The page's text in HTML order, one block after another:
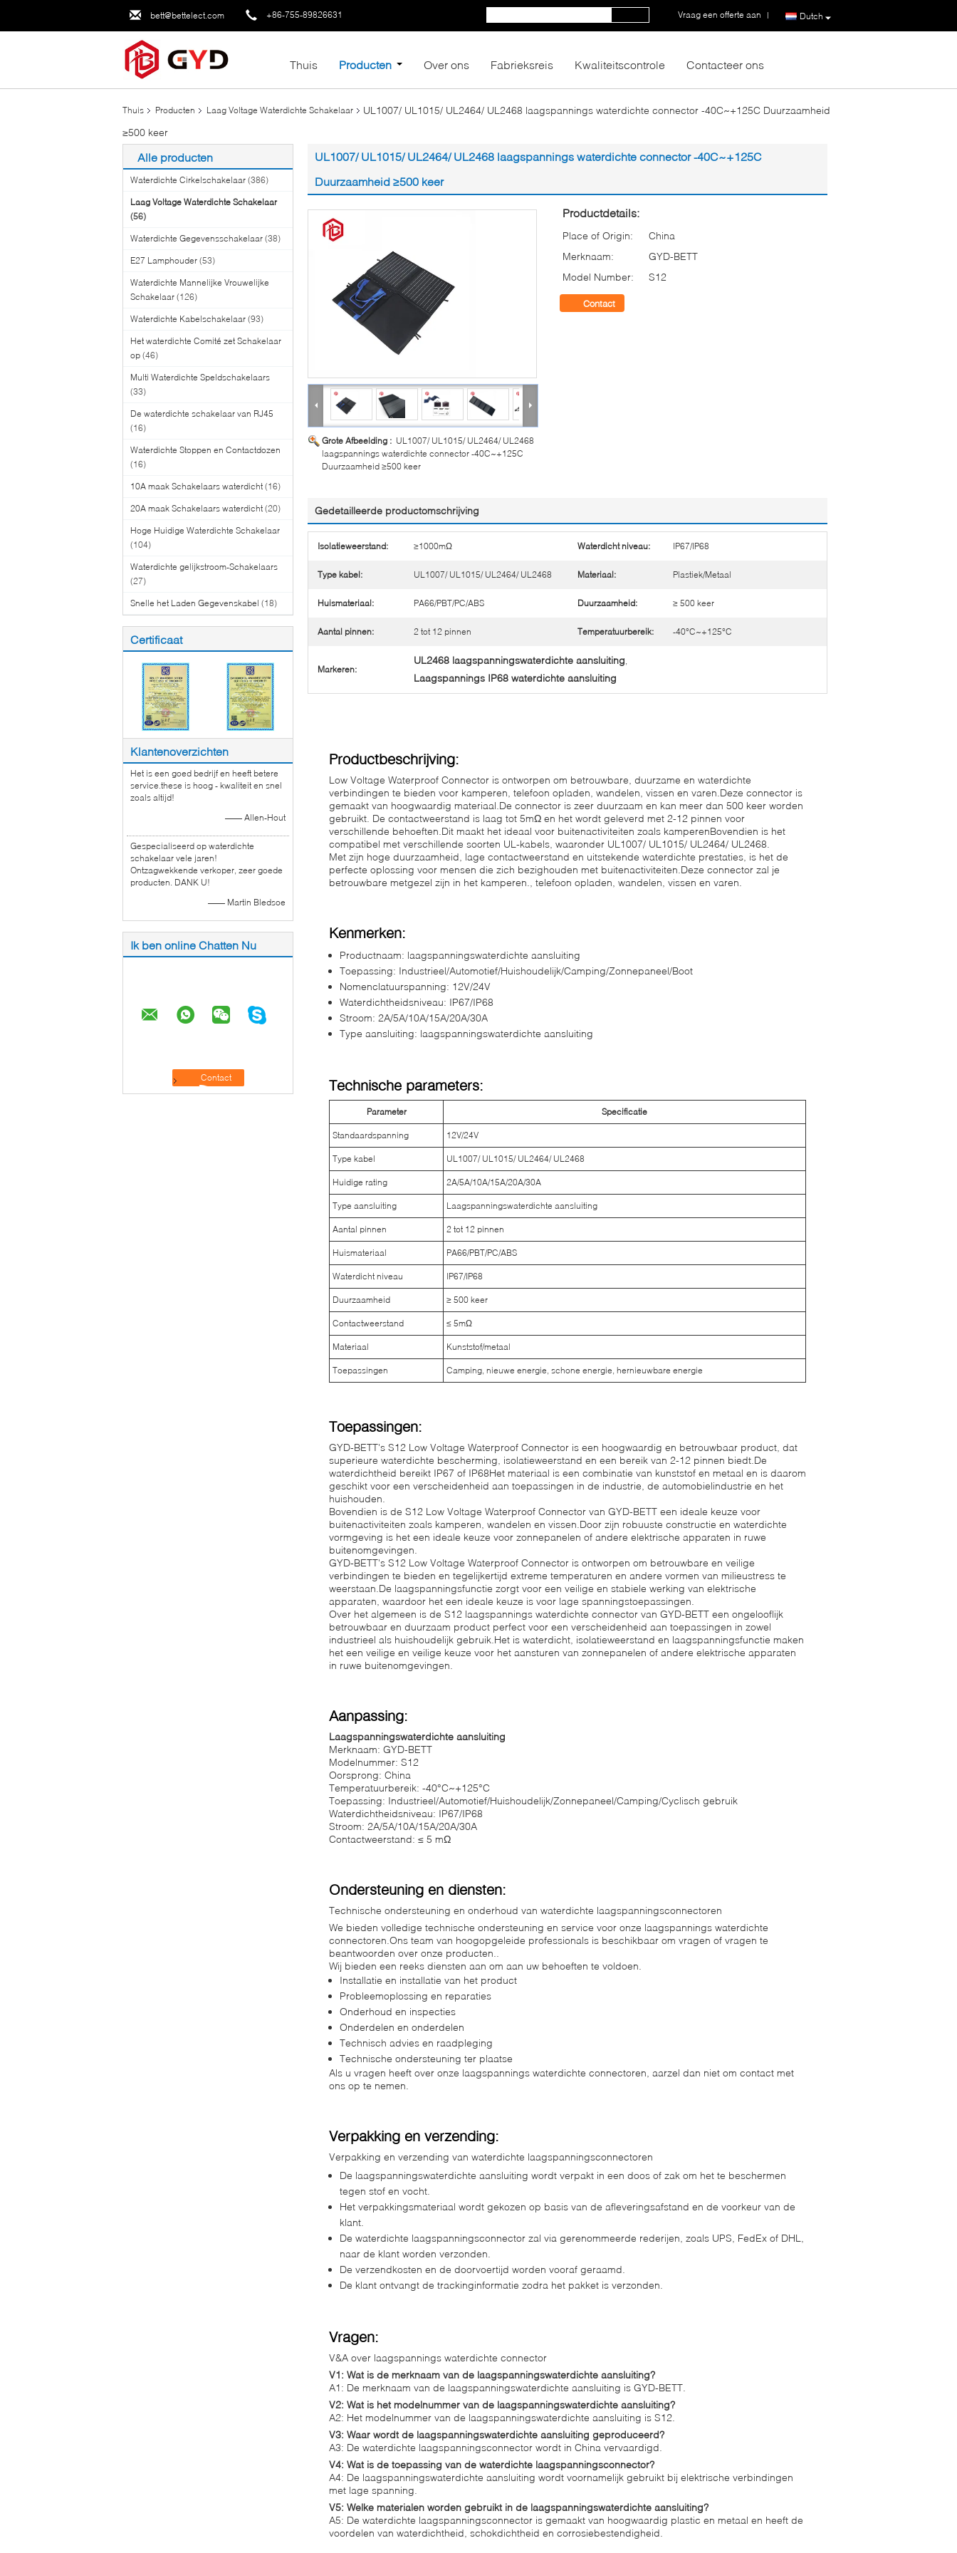
bett@bettelect.com +86-755-89826631 Dutch
Vraag een offerte aan |
Thuis Producten Over ons Fabrieksreis Kwaliteitscontrole Contacteer ons
Thuis Producten Laag Voltage Waterdichte Schakelaar
UL1007/ UL1015/ UL2464/ UL2468 laagspannings waterdichte connector -40C~+125C Duurzaamheid
≥500 keer
Alle producten
Waterdichte Cirkelschakelaar (386)
Laag Voltage Waterdichte Schakelaar
(56)
Waterdichte Gegevensschakelaar (38)
E27 Lamphouder (53)
Waterdichte Mannelijke Vrouwelijke
Schakelaar (126)
Waterdichte Kabelschakelaar (93)
Het waterdichte Comité zet Schakelaar
op (46)
Multi Waterdichte Speldschakelaars
(33)
De waterdichte schakelaar van RJ45
(16)
Waterdichte Stoppen en Contactdozen
(16)
10A maak Schakelaars waterdicht (16)
20A maak Schakelaars waterdicht (20)
Hoge Huidige Waterdichte Schakelaar
(104)
Waterdichte gelijkstroom-Schakelaars
(27)
Snelle het Laden Gegevenskabel (18)
Certificaat
Klantenoverzichten
Het is een goed bedrijf en heeft betere
service.these is hoog - kwaliteit en snel
zoals altijd!
—— Allen-Hout
Gespecialiseerd op waterdichte
schakelaar vele jaren!
Ontzagwekkende verkoper, zeer goede
producten. DANK U!
—— Martin Bledsoe
Ik ben online Chatten Nu
UL1007/ UL1015/ UL2464/ UL2468 laagspannings waterdichte connector -40C~+125C
Duurzaamheid ≥500 keer
Grote Afbeelding : UL1007/ UL1015/ UL2464/ UL2468
laagspannings waterdichte connector -40C~+125C
Duurzaamheid ≥500 keer
Productdetails:
Place of Origin:
China
Merknaam:
GYD-BETT
Model Number:
S12
Contact
Gedetailleerde productomschrijving
Isolatieweerstand: ≥1000mΩ Waterdicht niveau: IP67/IP68
Type kabel: UL1007/ UL1015/ UL2464/ UL2468 Materiaal: Plastiek/Metaal
Huismateriaal: PA66/PBT/PC/ABS Duurzaamheid: ≥ 500 keer
Aantal pinnen: 2 tot 12 pinnen Temperatuurbereik: -40°C~+125°C
Markeren:
UL2468 laagspanningswaterdichte aansluiting,
Laagspannings IP68 waterdichte aansluiting
Productbeschrijving:
Low Voltage Waterproof Connector is ontworpen om betrouwbare, duurzame en waterdichte
verbindingen te bieden voor kamperen, telefoon opladen, wandelen, vissen en varen.Deze connector is
gemaakt van hoogwaardig materiaal.De connector is zeer duurzaam en kan meer dan 500 keer worden
gebruikt. De contactweerstand is laag tot 5mΩ en het wordt geleverd met 2-12 pinnen voor
verschillende behoeften.Dit maakt het ideaal voor buitenactiviteiten zoals kamperenBovendien is het
compatibel met verschillende soorten UL-kabels, waaronder UL1007/ UL1015/ UL2464/ UL2468.
Met zijn hoge duurzaamheid, lage contactweerstand en uitstekende waterdichte prestaties, is het de
perfecte oplossing voor mensen die zich bezighouden met buitenactiviteiten.Deze connector zal je
betrouwbare metgezel zijn in het kamperen., telefoon opladen, wandelen, vissen en varen.
Kenmerken:
Productnaam: laagspanningswaterdichte aansluiting
Toepassing: Industrieel/Automotief/Huishoudelijk/Camping/Zonnepaneel/Boot
Nomenclatuurspanning: 12V/24V
Waterdichtheidsniveau: IP67/IP68
Stroom: 2A/5A/10A/15A/20A/30A
Type aansluiting: laagspanningswaterdichte aansluiting
Technische parameters:
Parameter Specificatie
Standaardspanning 12V/24V
Type kabel UL1007/ UL1015/ UL2464/ UL2468
Huidige rating 2A/5A/10A/15A/20A/30A
Type aansluiting Laagspanningswaterdichte aansluiting
Aantal pinnen 2 tot 12 pinnen
Huismateriaal PA66/PBT/PC/ABS
Waterdicht niveau IP67/IP68
Duurzaamheid ≥ 500 keer
Contactweerstand ≤ 5mΩ
Materiaal Kunststof/metaal
Toepassingen Camping, nieuwe energie, schone energie, hernieuwbare energie
Toepassingen:
GYD-BETT's S12 Low Voltage Waterproof Connector is een hoogwaardig en betrouwbaar product, dat
superieure waterdichte bescherming, isolatieweerstand en een bereik van 2-12 pinnen biedt.De
waterdichtheid bereikt IP67 of IP68Het materiaal is een combinatie van kunststof en metaal en is daarom
geschikt voor een verscheidenheid aan toepassingen in de industrie, de automobielindustrie en het
huishouden.
Bovendien is de S12 Low Voltage Waterproof Connector van GYD-BETT een ideale keuze voor
buitenactiviteiten zoals kamperen, wandelen en vissen.Door zijn robuuste constructie en waterdichte
vormgeving is het een ideale keuze voor zonnepanelen of andere elektrische apparaten in ruwe
buitenomgevingen.
GYD-BETT's S12 Low Voltage Waterproof Connector is ontworpen om betrouwbare en veilige
verbindingen te bieden en tegelijkertijd extreme temperaturen en andere vormen van milieustress te
weerstaan.De laagspanningsfunctie zorgt voor een veilige en stabiele werking van elektrische
apparaten, waardoor het een ideale keuze is voor lage spanningstoepassingen.
Over het algemeen is de S12 laagspannings waterdichte connector van GYD-BETT een ongelooflijk
betrouwbaar en duurzaam product perfect voor een verscheidenheid aan toepassingen in zowel
industrieel als huishoudelijk gebruik.Het is waterdicht, isolatieweerstand en laagspanningsfunctie maken
het een veilige en veilige keuze voor het aansturen van zonnepanelen of andere elektrische apparaten
in ruwe buitenomgevingen.
Aanpassing:
Laagspanningswaterdichte aansluiting
Merknaam: GYD-BETT
Modelnummer: S12
Oorsprong: China
Temperatuurbereik: -40°C~+125°C
Toepassing: Industrieel/Automotief/Huishoudelijk/Zonnepaneel/Camping/Cyclisch gebruik
Waterdichtheidsniveau: IP67/IP68
Stroom: 2A/5A/10A/15A/20A/30A
Contactweerstand: ≤ 5 mΩ
Ondersteuning en diensten:
Technische ondersteuning en onderhoud van waterdichte laagspanningsconnectoren
We bieden volledige technische ondersteuning en service voor onze laagspannings waterdichte
connectoren.Ons team van hoogopgeleide professionals is beschikbaar om vragen of vragen te
beantwoorden over onze producten..
Wij bieden een reeks diensten aan om aan uw behoeften te voldoen.
Installatie en installatie van het product
Probleemoplossing en reparaties
Onderhoud en inspecties
Onderdelen en onderdelen
Technisch advies en raadpleging
Technische ondersteuning ter plaatse
Als u vragen heeft over onze laagspannings waterdichte connectoren, aarzel dan niet om contact met
ons op te nemen.
Verpakking en verzending:
Verpakking en verzending van waterdichte laagspanningsconnectoren
De laagspanningswaterdichte aansluiting wordt verpakt in een doos of zak om het te beschermen
tegen stof en vocht.
Het verpakkingsmateriaal wordt gekozen op basis van de afleveringsafstand en de voorkeur van de
klant.
De waterdichte laagspanningsconnector zal via gerenommeerde rederijen, zoals UPS, FedEx of DHL,
naar de klant worden verzonden.
De verzendkosten en de doorvoertijd worden vooraf geraamd.
De klant ontvangt de trackinginformatie zodra het pakket is verzonden.
Vragen:
V&A over laagspannings waterdichte connector
V1: Wat is de merknaam van de laagspanningswaterdichte aansluiting?
A1: De merknaam van de laagspanningswaterdichte aansluiting is GYD-BETT.
V2: Wat is het modelnummer van de laagspanningswaterdichte aansluiting?
A2: Het modelnummer van de laagspanningswaterdichte aansluiting is S12.
V3: Waar wordt de laagspanningswaterdichte aansluiting geproduceerd?
A3: De waterdichte laagspanningsconnector wordt in China vervaardigd.
V4: Wat is de toepassing van de waterdichte laagspanningsconnector?
A4: De laagspanningswaterdichte aansluiting wordt voornamelijk gebruikt bij elektrische verbindingen
met lage spanning.
V5: Welke materialen worden gebruikt in de laagspanningswaterdichte aansluiting?
A5: De waterdichte laagspanningsconnector is gemaakt van hoogwaardig plastic en metaal en heeft de
voordelen van waterdichtheid, schokdichtheid en corrosiebestendigheid.